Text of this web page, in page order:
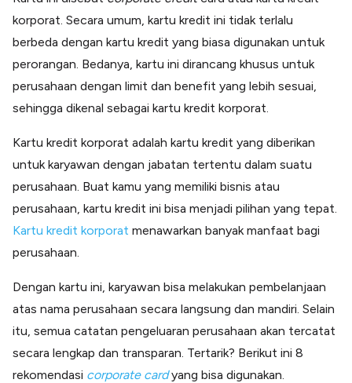
Open API
Integrasi sistem bisnis dengan API
Software Akuntansi
Integrasi Accurate
Integrasi Paper dengan Accurate
korporat. Secara umum, kartu kredit ini tidak terlalu
berbeda dengan kartu kredit yang biasa digunakan untuk
perorangan. Bedanya, kartu ini dirancang khusus untuk
perusahaan dengan limit dan benefit yang lebih sesuai,
sehingga dikenal sebagai kartu kredit korporat.
Kartu kredit korporat adalah kartu kredit yang diberikan
untuk karyawan dengan jabatan tertentu dalam suatu
perusahaan. Buat kamu yang memiliki bisnis atau
perusahaan, kartu kredit ini bisa menjadi pilihan yang tepat.
Kartu kredit korporat menawarkan banyak manfaat bagi
perusahaan.
Dengan kartu ini, karyawan bisa melakukan pembelanjaan
atas nama perusahaan secara langsung dan mandiri. Selain
itu, semua catatan pengeluaran perusahaan akan tercatat
secara lengkap dan transparan. Tertarik? Berikut ini 8
rekomendasi corporate card yang bisa digunakan.